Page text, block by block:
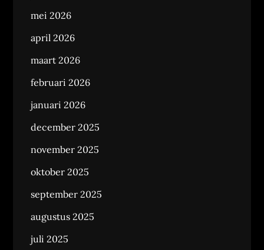
mei 2026
april 2026
maart 2026
februari 2026
januari 2026
december 2025
november 2025
oktober 2025
september 2025
augustus 2025
juli 2025